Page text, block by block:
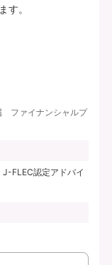
す。
ファイナンシャルプ
FLEC認定アドバイ